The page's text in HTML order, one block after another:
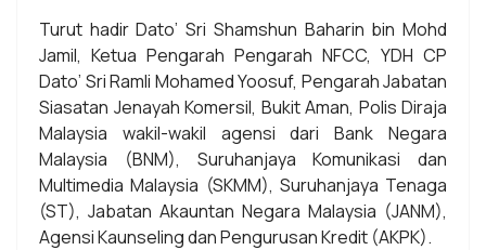
Turut hadir Dato’ Sri Shamshun Baharin bin Mohd
Jamil, Ketua Pengarah Pengarah NFCC, YDH CP
Dato’ Sri Ramli Mohamed Yoosuf, Pengarah Jabatan
Siasatan Jenayah Komersil, Bukit Aman, Polis Diraja
Malaysia wakil-wakil agensi dari Bank Negara
Malaysia (BNM), Suruhanjaya Komunikasi dan
Multimedia Malaysia (SKMM), Suruhanjaya Tenaga
(ST), Jabatan Akauntan Negara Malaysia (JANM),
Agensi Kaunseling dan Pengurusan Kredit (AKPK).